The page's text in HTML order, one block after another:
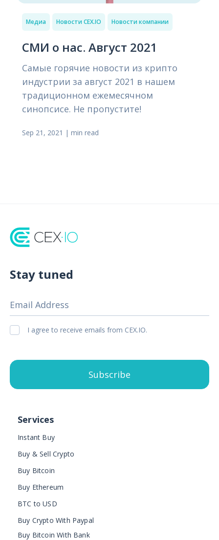
Медиа Новости CEX.IO Новости компании
СМИ о нас. Август 2021
Самые горячие новости из крипто
индустрии за август 2021 в нашем
традиционном ежемесячном
синопсисе. Не пропустите!
Sep 21, 2021 | min read
Stay tuned
Email Address
I agree to receive emails from CEX.IO.
Subscribe
Services
Instant Buy
Buy & Sell Crypto
Buy Bitcoin
Buy Ethereum
BTC to USD
Buy Crypto With Paypal
Buy Bitcoin With Bank